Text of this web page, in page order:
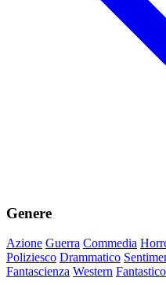
Genere
Azione Guerra Commedia
Poliziesco Drammatico
Fantascienza Western Fantastico